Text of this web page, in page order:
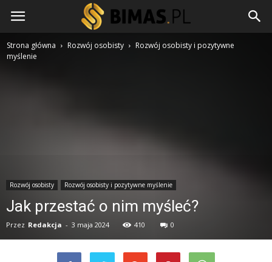
Strona główna Rozwój osobisty
Rozwój osobisty i pozytywne
myślenie
Rozwój osobisty Rozwój osobisty i pozytywne myślenie
Jak przestać o nim myśleć?
Przez Redakcja - 3 maja 2024 410 0